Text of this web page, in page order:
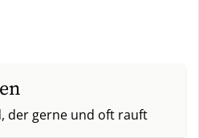
der gerne und oft rauft